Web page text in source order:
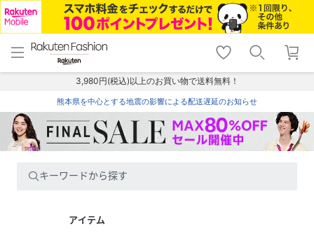
menu home
トップ
shopping_cart lock_outline
ログイン
3,980円(税込)以上のお買い物で送料無料！
熊本県を中心とする地震の影響による配送遅延のお知らせ
キーワードから探す
アイテム